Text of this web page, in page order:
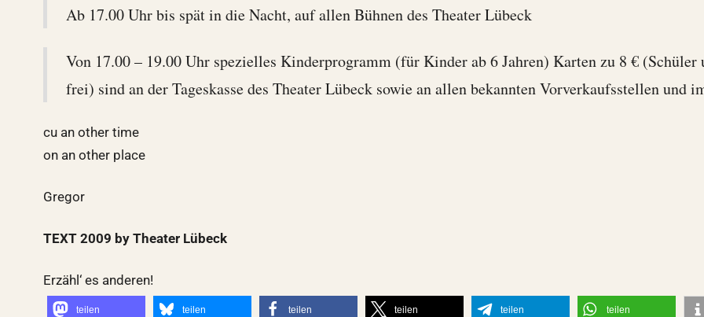
Ab 17.00 Uhr bis spät in die Nacht, auf allen Bühnen des Theater Lübeck
Von 17.00 – 19.00 Uhr spezielles Kinderprogramm (für Kinder ab 6 Jahren) Karten zu 8 € (Schüler
frei) sind an der Tageskasse des Theater Lübeck sowie an allen bekannten Vorverkaufsstellen und
cu an other time
on an other place
Gregor
TEXT 2009 by Theater Lübeck
Erzähl‘ es anderen!
teilen teilen teilen teilen teilen teilen